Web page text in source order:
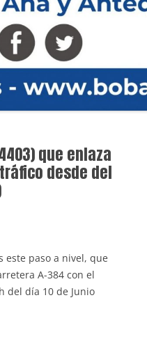
que enlaza
tráfico desde del
este paso a nivel, que
A-384 con el
del día 10 de Junio